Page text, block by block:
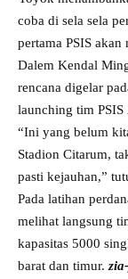
coba di sela sela
pertama PSIS
Dalem Kendal
rencana digelar
launching tim PSIS
“Ini yang belum
Stadion Citarum,
pasti kejauhan,”
Pada latihan
melihat langsung
kapasitas 5000
barat dan timur.